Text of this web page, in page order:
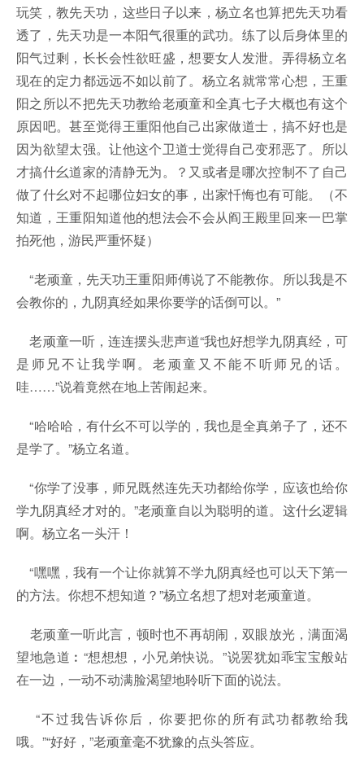
玩笑，教先天功，这些日子以来，杨立名也算把先天功看
透了，先天功是一本阳气很重的武功。练了以后身体里的
阳气过剩，长长会性欲旺盛，想要女人发泄。弄得杨立名
现在的定力都远远不如以前了。杨立名就常常心想，王重
阳之所以不把先天功教给老顽童和全真七子大概也有这个
原因吧。甚至觉得王重阳他自己出家做道士，搞不好也是
因为欲望太强。让他这个卫道士觉得自己变邪恶了。所以
才搞什幺道家的清静无为。？又或者是哪次控制不了自己
做了什幺对不起哪位妇女的事，出家忏悔也有可能。（不
知道，王重阳知道他的想法会不会从阎王殿里回来一巴掌
拍死他，游民严重怀疑）
“老顽童，先天功王重阳师傅说了不能教你。所以我是不
会教你的，九阴真经如果你要学的话倒可以。”
老顽童一听，连连摆头悲声道“我也好想学九阴真经，可
是师兄不让我学啊。老顽童又不能不听师兄的话。
哇……”说着竟然在地上苦闹起来。
“哈哈哈，有什幺不可以学的，我也是全真弟子了，还不
是学了。”杨立名道。
“你学了没事，师兄既然连先天功都给你学，应该也给你
学九阴真经才对的。”老顽童自以为聪明的道。这什幺逻辑
啊。杨立名一头汗！
“嘿嘿，我有一个让你就算不学九阴真经也可以天下第一
的方法。你想不想知道？”杨立名想了想对老顽童道。
老顽童一听此言，顿时也不再胡闹，双眼放光，满面渴
望地急道︰“想想想，小兄弟快说。”说罢犹如乖宝宝般站
在一边，一动不动满脸渴望地聆听下面的说法。
“不过我告诉你后，你要把你的所有武功都教给我
哦。”“好好，”老顽童毫不犹豫的点头答应。